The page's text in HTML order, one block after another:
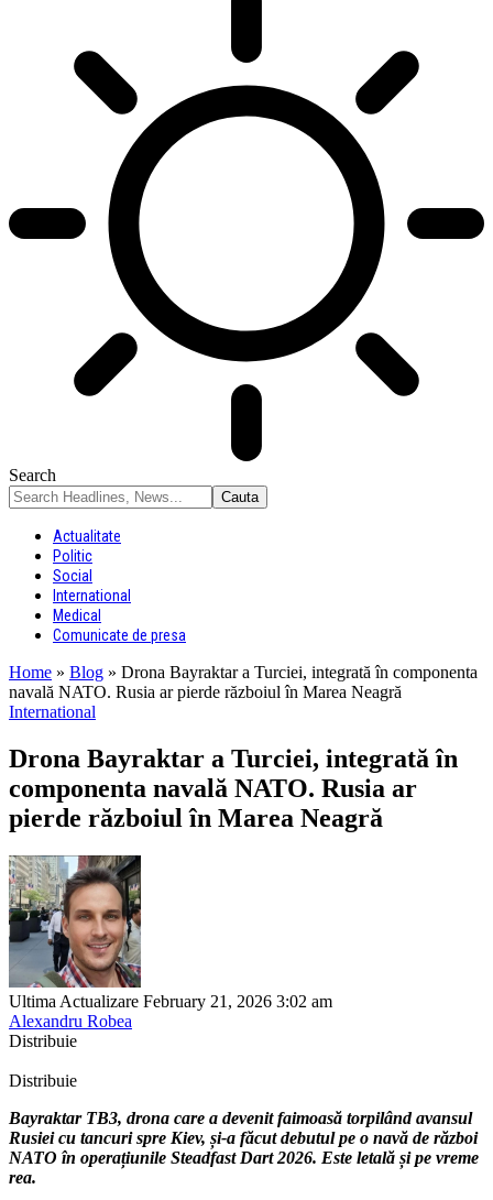
Search
Actualitate
Politic
Social
International
Medical
Comunicate de presa
Home » Blog » Drona Bayraktar a Turciei, integrată în componenta
navală NATO. Rusia ar pierde războiul în Marea Neagră
International
Drona Bayraktar a Turciei, integrată în
componenta navală NATO. Rusia ar
pierde războiul în Marea Neagră
Ultima Actualizare February 21, 2026 3:02 am
Alexandru Robea
Distribuie
Distribuie
Bayraktar TB3, drona care a devenit faimoasă torpilând avansul
Rusiei cu tancuri spre Kiev, și-a făcut debutul pe o navă de război
NATO în operațiunile Steadfast Dart 2026. Este letală și pe vreme
rea.